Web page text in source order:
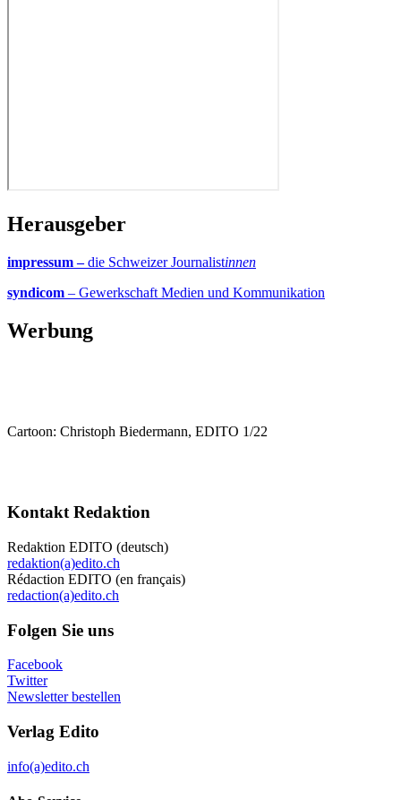
Herausgeber
impressum –die Schweizer Journalistinnen
syndicom – Gewerkschaft Medien und Kommunikation
Werbung
Cartoon: Christoph Biedermann, EDITO 1/22
Kontakt Redaktion
Redaktion EDITO (deutsch)
redaktion(a)edito.ch
Rédaction EDITO (en français)
redaction(a)edito.ch
Folgen Sie uns
Facebook
Twitter
Newsletter bestellen
Verlag Edito
info(a)edito.ch